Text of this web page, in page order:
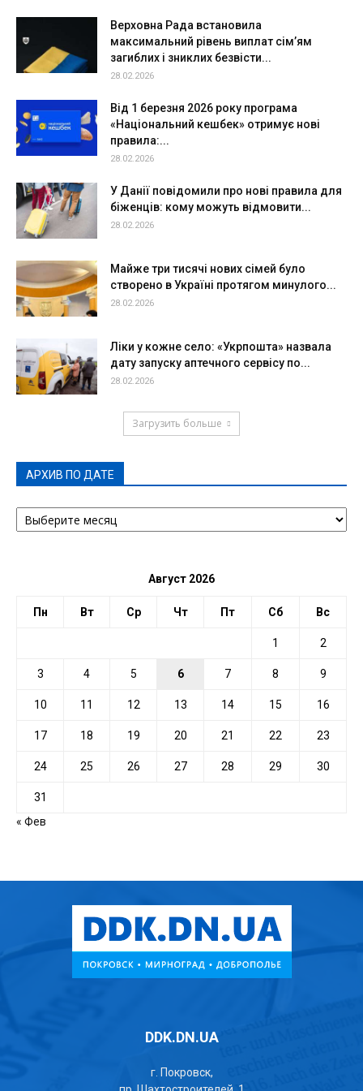
Верховна Рада встановила
максимальний рівень виплат сім’ям
загиблих і зниклих безвісти...
28.02.2026
Від 1 березня 2026 року програма
«Національний кешбек» отримує нові
правила:...
28.02.2026
У Данії повідомили про нові правила для
біженців: кому можуть відмовити...
28.02.2026
Майже три тисячі нових сімей було
створено в Україні протягом минулого...
28.02.2026
Ліки у кожне село: «Укрпошта» назвала
дату запуску аптечного сервісу по...
28.02.2026
Загрузить больше
АРХИВ ПО ДАТЕ
АРХИВ
ПО
Август 2026
Пн Вт Ср Чт Пт Сб Вс
1 2
3 4 5 6 7 8 9
10 11 12 13 14 15 16
17 18 19 20 21 22 23
24 25 26 27 28 29 30
31
« Фев
DDK.DN.UA
г. Покровск,